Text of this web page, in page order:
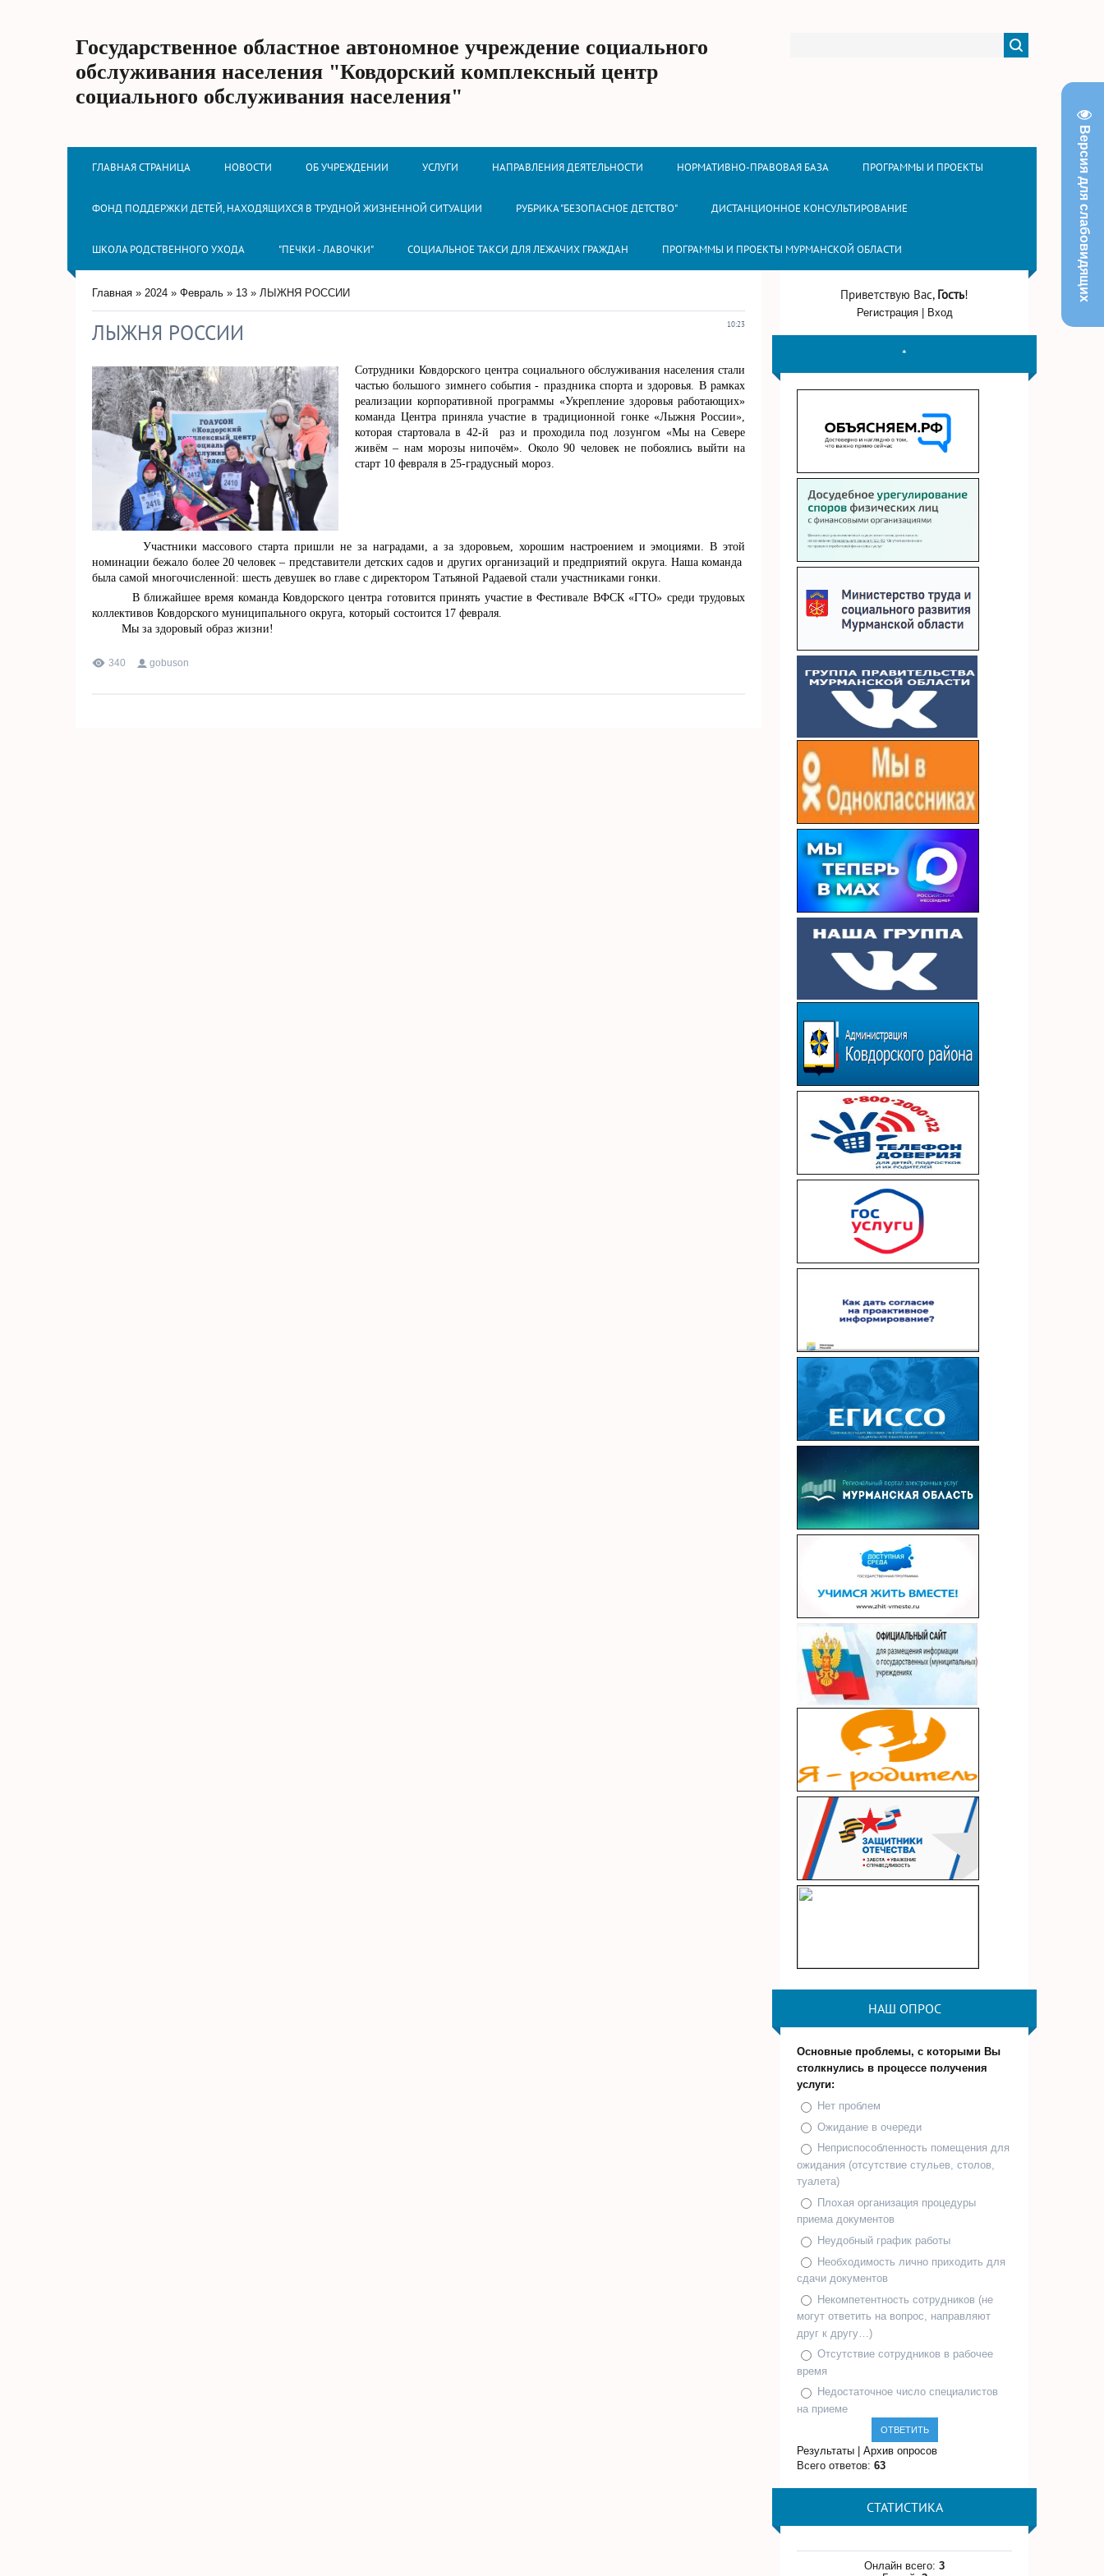
Версия для слабовидящих
Государственное областное автономное учреждение социального
обслуживания населения "Ковдорский комплексный центр
социального обслуживания населения"
ГЛАВНАЯ СТРАНИЦА НОВОСТИ ОБ УЧРЕЖДЕНИИ УСЛУГИ НАПРАВЛЕНИЯ ДЕЯТЕЛЬНОСТИ НОРМАТИВНО-ПРАВОВАЯ БАЗА ПРОГРАММЫ И ПРОЕКТЫ
ФОНД ПОДДЕРЖКИ ДЕТЕЙ, НАХОДЯЩИХСЯ В ТРУДНОЙ ЖИЗНЕННОЙ СИТУАЦИИ РУБРИКА "БЕЗОПАСНОЕ ДЕТСТВО" ДИСТАНЦИОННОЕ КОНСУЛЬТИРОВАНИЕ
ШКОЛА РОДСТВЕННОГО УХОДА "ПЕЧКИ - ЛАВОЧКИ" СОЦИАЛЬНОЕ ТАКСИ ДЛЯ ЛЕЖАЧИХ ГРАЖДАН ПРОГРАММЫ И ПРОЕКТЫ МУРМАНСКОЙ ОБЛАСТИ
Главная » 2024 » Февраль » 13 » ЛЫЖНЯ РОССИИ
10:23
ЛЫЖНЯ РОССИИ
Сотрудники Ковдорского центра социального обслуживания населения стали
частью большого зимнего события - праздника спорта и здоровья. В рамках
реализации корпоративной программы «Укрепление здоровья работающих»
команда Центра приняла участие в традиционной гонке «Лыжня России»,
которая стартовала в 42-й раз и проходила под лозунгом «Мы на Севере
живём – нам морозы нипочём». Около 90 человек не побоялись выйти на
старт 10 февраля в 25-градусный мороз.
Участники массового старта пришли не за наградами, а за здоровьем, хорошим настроением и эмоциями. В этой
номинации бежало более 20 человек – представители детских садов и других организаций и предприятий округа. Наша команда
была самой многочисленной: шесть девушек во главе с директором Татьяной Радаевой стали участниками гонки.
В ближайшее время команда Ковдорского центра готовится принять участие в Фестивале ВФСК «ГТО» среди трудовых
коллективов Ковдорского муниципального округа, который состоится 17 февраля.
Мы за здоровый образ жизни!
340 gobuson
Приветствую Вас, Гость!
Регистрация| Вход
*
НАШ ОПРОС
Основные проблемы, с которыми Вы
столкнулись в процессе получения
услуги:
Нет проблем
Ожидание в очереди
Неприспособленность помещения для
ожидания (отсутствие стульев, столов,
туалета)
Плохая организация процедуры
приема документов
Неудобный график работы
Необходимость лично приходить для
сдачи документов
Некомпетентность сотрудников (не
могут ответить на вопрос, направляют
друг к другу…)
Отсутствие сотрудников в рабочее
время
Недостаточное число специалистов
на приеме
Результаты |Архив опросов
Всего ответов:63
СТАТИСТИКА
Онлайн всего:3